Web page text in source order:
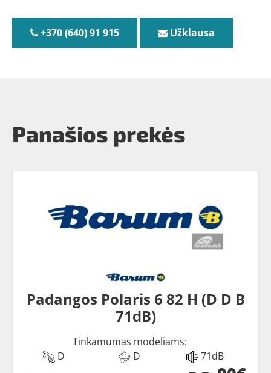
+370 (640) 91 915 Užklausa
Panašios prekės
Padangos Polaris 6 82 H (D D B
71dB)
Tinkamumas modeliams:
D
D 71dB